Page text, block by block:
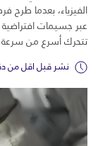
الفيزياء، بعدما طرح
عبر جسيمات
تتحرك أسرع من سرعة
نشر قبل اقل من